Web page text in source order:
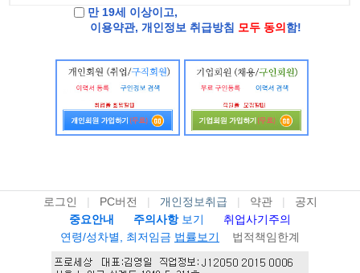
만 19세 이상이고,
이용약관, 개인정보 취급방침 모두 동의 함!
로그인 | PC버전 | 개인정보취급 | 약관 |
공지
중요안내
주의사항 보기
취업사기주의
연령/성차별, 최저임금 법률보기 법적책임한계